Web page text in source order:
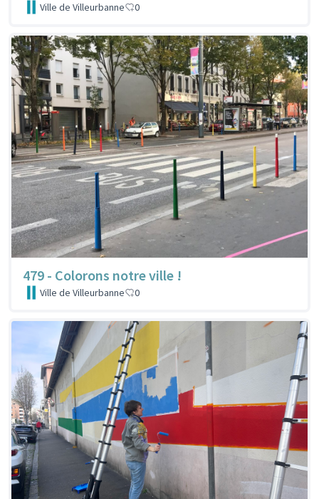
Ville de Villeurbanne 0
479 - Colorons notre ville !
Ville de Villeurbanne 0